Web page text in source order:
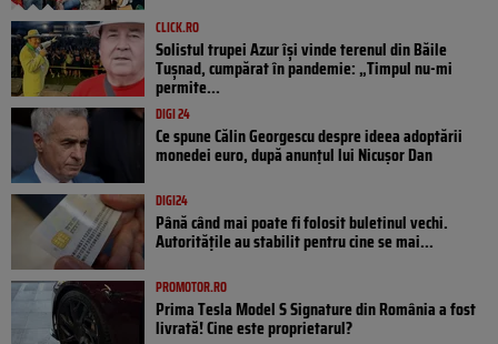
CLICK.RO
Solistul trupei Azur își vinde terenul din Băile
Tușnad, cumpărat în pandemie: „Timpul nu-mi
permite...
DIGI 24
Ce spune Călin Georgescu despre ideea adoptării
monedei euro, după anunțul lui Nicușor Dan
DIGI24
Până când mai poate fi folosit buletinul vechi.
Autoritățile au stabilit pentru cine se mai...
PROMOTOR.RO
Prima Tesla Model S Signature din România a fost
livrată! Cine este proprietarul?